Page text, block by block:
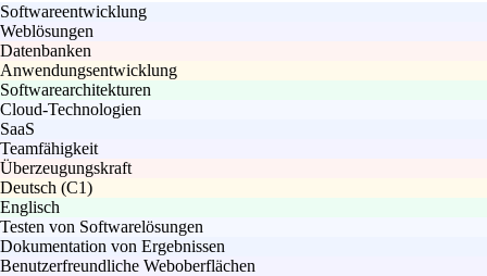
Softwareentwicklung
Weblösungen
Datenbanken
Anwendungsentwicklung
Softwarearchitekturen
Cloud-Technologien
SaaS
Teamfähigkeit
Überzeugungskraft
Deutsch (C1)
Englisch
Testen von Softwarelösungen
Dokumentation von Ergebnissen
Benutzerfreundliche Weboberflächen